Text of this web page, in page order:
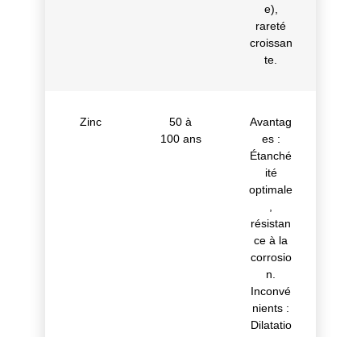
e),
rareté
croissan
te.
Zinc
50 à
100 ans
Avantag
es :
Étanché
ité
optimale
,
résistan
ce à la
corrosio
n.
Inconvé
nients :
Dilatatio